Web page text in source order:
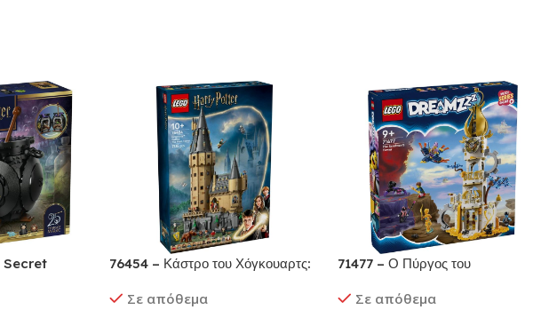
Secret
76454 – Κάστρο του Χόγκουαρτς:
Σε απόθεμα
71477 – Ο Πύργος του
Σε απόθεμα